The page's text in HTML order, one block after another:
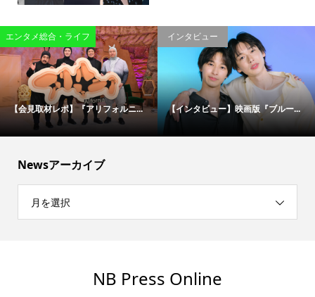
エンタメ総合・ライフ
【会見取材レポ】『アリフォルニ...
インタビュー
【インタビュー】映画版『ブルー...
Newsアーカイブ
月を選択
NB Press Online